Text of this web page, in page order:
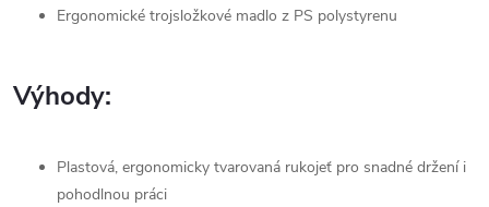
Ergonomické trojsložkové madlo z PS polystyrenu
Výhody:
Plastová, ergonomicky tvarovaná rukojeť pro snadné držení i
pohodlnou práci